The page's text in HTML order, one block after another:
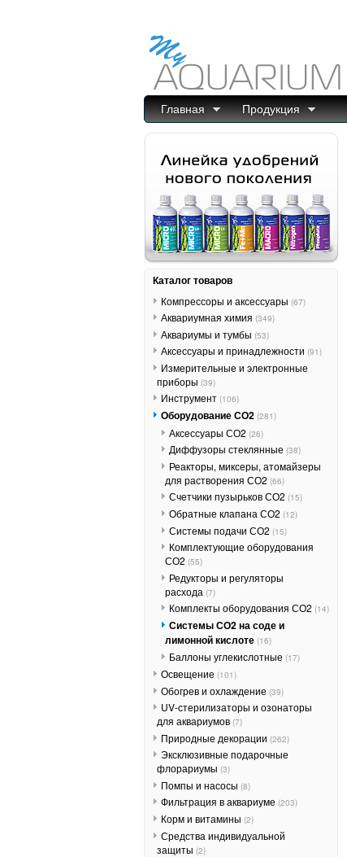
Главная Продукция
Каталог товаров
Компрессоры и аксессуары (67)
Аквариумная химия (349)
Аквариумы и тумбы (53)
Аксессуары и принадлежности (91)
Измерительные и электронные
приборы (39)
Инструмент (106)
Оборудование СО2 (281)
Аксессуары СО2 (26)
Диффузоры стеклянные (38)
Реакторы, миксеры, атомайзеры
для растворения СО2 (66)
Счетчики пузырьков СО2 (15)
Обратные клапана СО2 (12)
Системы подачи СО2 (15)
Комплектующие оборудования
СО2 (55)
Редукторы и регуляторы
расхода (7)
Комплекты оборудования СО2 (14)
Системы СО2 на соде и
лимонной кислоте (16)
Баллоны углекислотные (17)
Освещение (101)
Обогрев и охлаждение (39)
UV-стерилизаторы и озонаторы
для аквариумов (7)
Природные декорации (262)
Эксклюзивные подарочные
флорариумы (3)
Помпы и насосы (8)
Фильтрация в аквариуме (203)
Корм и витамины (2)
Средства индивидуальной
защиты (2)